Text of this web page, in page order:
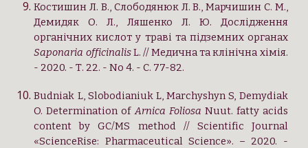
Костишин Л. В., Слободянюк Л. В., Марчишин С. М.,
Демидяк О. Л., Ляшенко Л. Ю. Дослідження
органічних кислот у траві та підземних органах
Saponaria officinalisL. // Медична та клінічна хімія.
- 2020. - Т. 22. - No 4. - C. 77-82.
Budniak L, Slobodianiuk L, Marchyshyn S, Demydiak
O. Determination ofArnica Foliosa Nuut. fatty acids
content by GC/MS method // Scientific Journal
«ScienceRise: Pharmaceutical Science». – 2020. -